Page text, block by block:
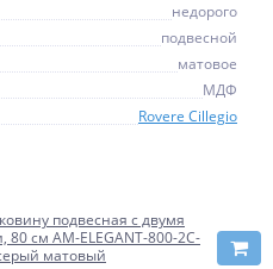
недорого
подвесной
матовое
МДФ
Rovere Cillegio
подвесная с двумя
см AM-ELEGANT-800-2C-
матовый